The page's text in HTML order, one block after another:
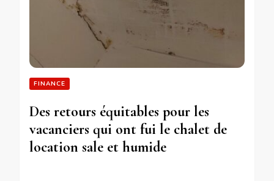
FINANCE
Des retours équitables pour les
vacanciers qui ont fui le chalet de
location sale et humide